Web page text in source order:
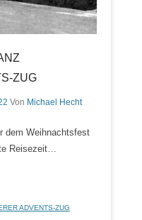
ZUG
Von Michael Hecht
dem Weihnachtsfest
Reisezeit…
ADVENTS-ZUG